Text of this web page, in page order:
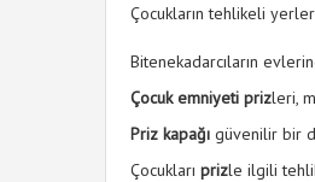
Çocukların tehlikeli yerleri
Bitenekadarcıların
Çocuk emniyeti prizleri,
Priz kapağı güvenilir bir
Çocukları prizle ilgili